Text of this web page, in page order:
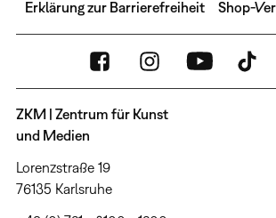
Erklärung zur Barrierefreiheit Shop-
ZKM | Zentrum für Kunst
und Medien
Lorenzstraße 19
76135 Karlsruhe